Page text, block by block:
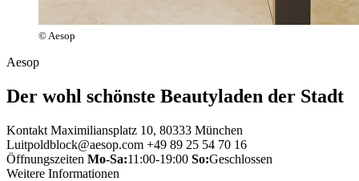
© Aesop
Aesop
Der wohl schönste Beautyladen der Stadt
Kontakt Maximiliansplatz 10, 80333 München
Luitpoldblock@aesop.com +49 89 25 54 70 16
Öffnungszeiten Mo-Sa:11:00-19:00 So:Geschlossen
Weitere Informationen